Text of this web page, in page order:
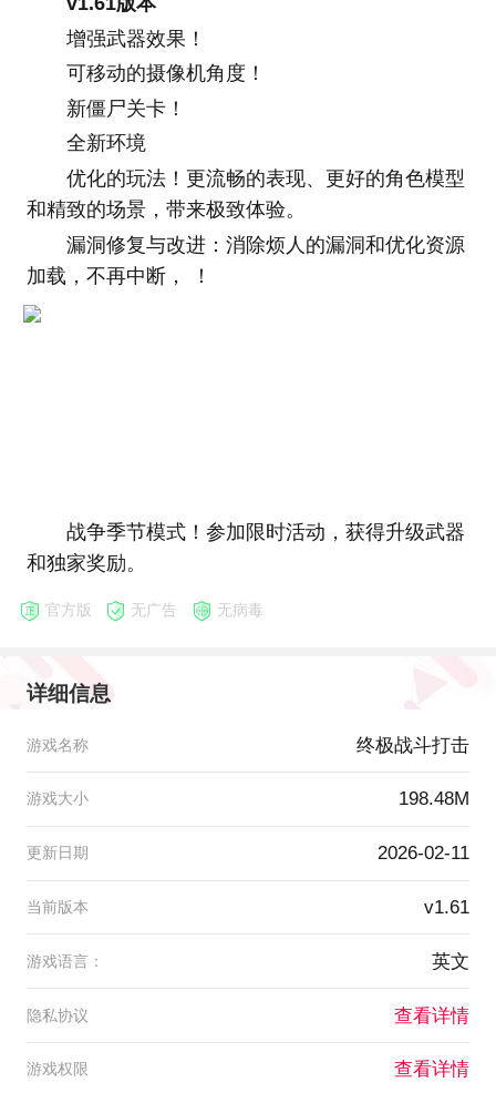
增强武器效果！
可移动的摄像机角度！
新僵尸关卡！
全新环境
优化的玩法！更流畅的表现、更好的角色模型
和精致的场景，带来极致体验。
漏洞修复与改进：消除烦人的漏洞和优化资源
加载，不再中断， ！
战争季节模式！参加限时活动，获得升级武器
和独家奖励。
官方版 无广告 无病毒
详细信息
游戏名称 终极战斗打击
游戏大小 198.48M
更新日期 2026-02-11
当前版本 v1.61
游戏语言： 英文
隐私协议 查看详情
游戏权限 查看详情